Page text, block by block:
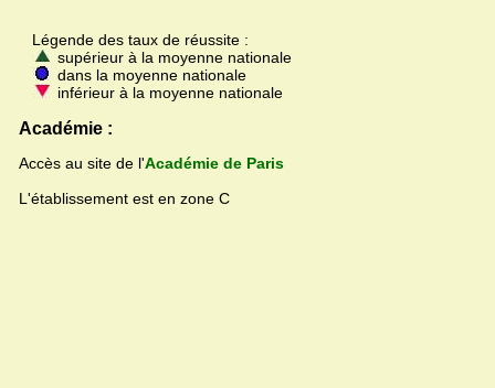
Légende des taux de réussite :
supérieur à la moyenne nationale
dans la moyenne nationale
inférieur à la moyenne nationale
Académie :
Accès au site de l'Académie de Paris
L'établissement est en zone C